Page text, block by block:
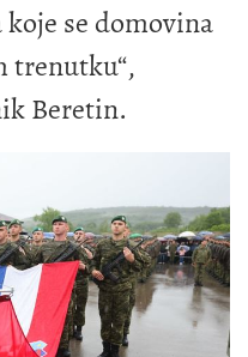
se domovina
trenutku“,
Beretin.